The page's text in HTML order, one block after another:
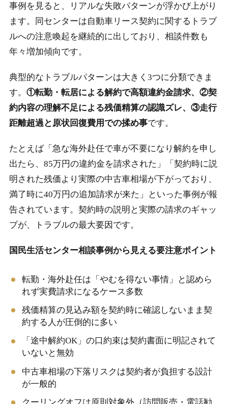
事例を見ると、リアルな失敗パターンが浮かび上がり
ます。同センターは自動車リース契約に関するトラブ
ルへの注意喚起を継続的に出しており、相談件数も
年々増加傾向です。
典型的なトラブルパターンは大きく3つに分類できま
す。 ①転勤・転居による解約で高額違約金請求、②契
約内容の理解不足による残価精算の認識ズレ、③走行
距離超過と原状回復費用での揉め事です。
たとえば「急な海外赴任で車が不要になり解約を申し
出たら、85万円の違約金を請求された」「契約時に説
明された残価より実際の中古車相場が下がっており、
満了時に40万円の追加請求が来た」といった事例が報
告されています。 契約時の説明と実際の請求のギャッ
プが、トラブルの最大要因 です。
国民生活センター相談事例から見える要注意ポイント
転勤・海外赴任は「やむを得ない事情」と認めら
れず実費請求になるケース多数
残価精算の見込み額を契約時に確認しないまま契
約する人が圧倒的に多い
「途中解約OK」の口約束は契約書面に明記されて
いないと無効
中古車相場の下落リスクは契約者が負担する設計
が一般的